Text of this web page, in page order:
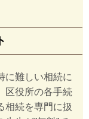
に難しい相続に
区役所の各手続
相続を専門に扱